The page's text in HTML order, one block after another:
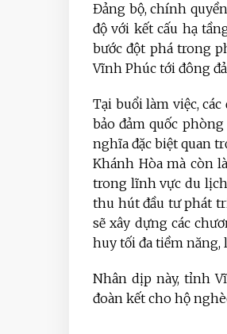
Đảng bộ, chính
độ với kết cấu hạ
bước đột phá trong
Vĩnh Phúc tới đông
Tại buổi làm việc,
bảo đảm quốc
nghĩa đặc biệt quan
Khánh Hòa mà còn
trong lĩnh vực du lịch
thu hút đầu tư phát
sẽ xây dựng các
huy tối đa tiềm năng,
Nhân dịp này, tỉnh
đoàn kết cho hộ